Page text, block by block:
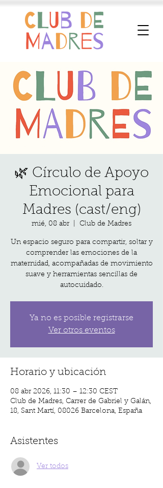
🌿 Círculo de Apoyo
Emocional para
Madres (cast/eng)
mié, 08 abr Club de Madres
Un espacio seguro para compartir, soltar y
comprender las emociones de la
maternidad, acompañadas de movimiento
suave y herramientas sencillas de
autocuidado.
Ya no es posible registrarse
Ver otros eventos
Horario y ubicación
08 abr 2026, 11:30 – 12:30 CEST
Club de Madres, Carrer de Gabriel y Galán,
18, Sant Martí, 08026 Barcelona, España
Asistentes
Ver todos